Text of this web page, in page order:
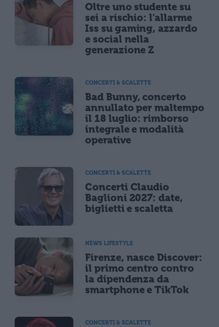
Oltre uno studente su
sei a rischio: l'allarme
Iss su gaming, azzardo
e social nella
generazione Z
CONCERTI & SCALETTE
Bad Bunny, concerto
annullato per maltempo
il 18 luglio: rimborso
integrale e modalità
operative
CONCERTI & SCALETTE
Concerti Claudio
Baglioni 2027: date,
biglietti e scaletta
NEWS LIFESTYLE
Firenze, nasce Discover:
il primo centro contro
la dipendenza da
smartphone e TikTok
CONCERTI & SCALETTE